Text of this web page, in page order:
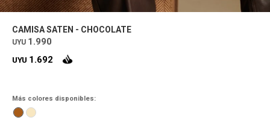
CAMISA SATEN - CHOCOLATE
UYU 1.990
UYU 1.692
Más colores disponibles: